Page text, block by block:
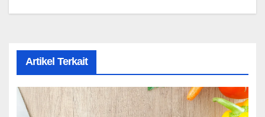
Artikel Terkait